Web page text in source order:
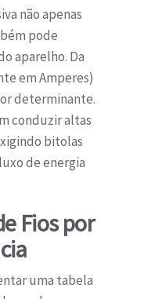
não apenas
pode
aparelho. Da
em Amperes)
determinante.
conduzir altas
bitolas
de energia
Fios por
uma tabela